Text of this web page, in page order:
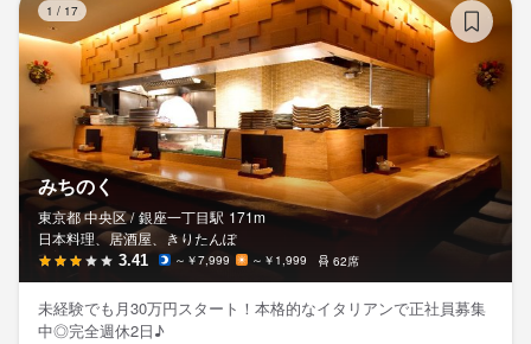
1 / 17
みちのく
東京都 中央区 / 銀座一丁目駅 171m
日本料理、居酒屋、きりたんぽ
3.41 ～￥7,999 ～￥1,999 62席
未経験でも月30万円スタート！本格的なイタリアンで正社員募集
中◎完全週休2日♪